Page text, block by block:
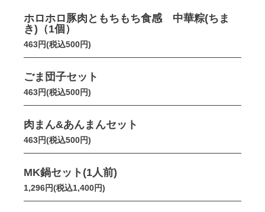
ホロホロ豚肉ともちもち食感 中華粽(ちま
き)（1個）
463円(税込500円)
ごま団子セット
463円(税込500円)
肉まん&あんまんセット
463円(税込500円)
MK鍋セット(1人前)
1,296円(税込1,400円)